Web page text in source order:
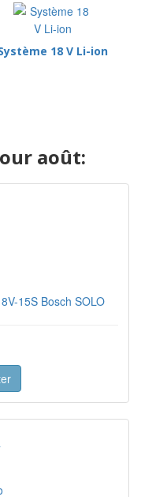
18 V Li-ion
août:
15S Bosch SOLO